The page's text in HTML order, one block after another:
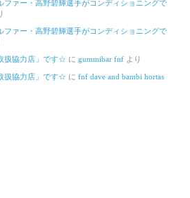
ファー・高野碧輝選手がコンディショニングで
ファー・高野碧輝選手がコンディショニングで
扱協力店」です☆ に gummibar fnf より
扱協力店」です☆ に fnf dave and bambi hortas